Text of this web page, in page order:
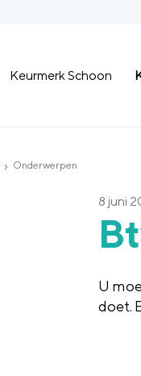
Keurmerk Schoon
Onderwerpen
8 juni
U
doet.